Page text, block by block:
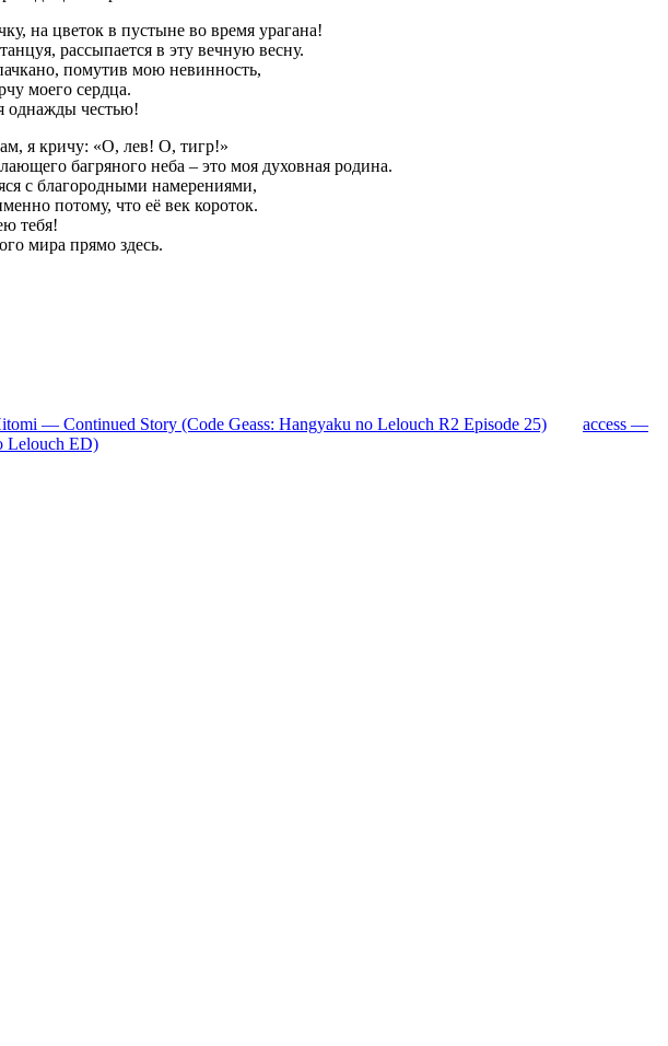
на цветок в пустыне во время урагана!
рассыпается в эту вечную весну.
помутив мою невинность,
моего сердца.
однажды честью!
я кричу: «О, лев! О, тигр!»
багряного неба – это моя духовная родина.
с благородными намерениями,
потому, что её век короток.
тебя!
мира прямо здесь.
— Continued Story (Code Geass: Hangyaku no Lelouch R2 Episode 25)
access —
Lelouch ED)